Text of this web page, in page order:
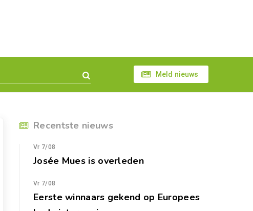
Meld nieuws
Recentste nieuws
Vr 7/08
Josée Mues is overleden
Vr 7/08
Eerste winnaars gekend op Europees